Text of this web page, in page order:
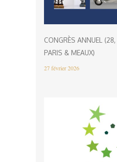
CONGRÈS ANNUEL
PARIS & MEAUX)
27 février 2026